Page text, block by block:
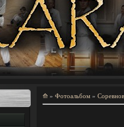
⟰ » Фотоальбом »